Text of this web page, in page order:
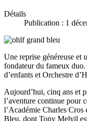
Détails
Publication : 1
Une reprise généreuse et
fondateur du fameux
d’enfants et Orchestre
Aujourd’hui, cinq ans et
l’aventure continue pour
l’Académie Charles
Bleu, dont Tony Melvil